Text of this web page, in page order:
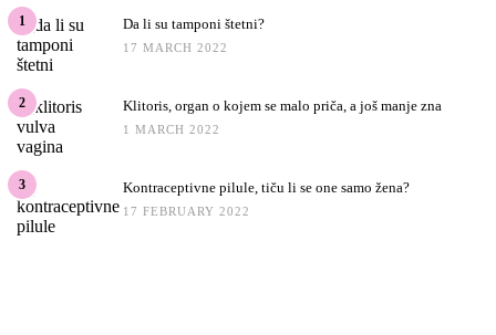
1 Da li su tamponi štetni?
17 MARCH 2022
2 Klitoris, organ o kojem se malo priča, a još manje zna
1 MARCH 2022
3 Kontraceptivne pilule, tiču li se one samo žena?
17 FEBRUARY 2022